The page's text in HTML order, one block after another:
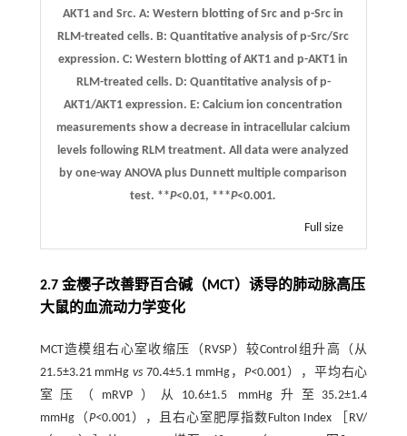
AKT1 and Src.A: Western blotting of Src and p-Src in
RLM-treated cells.B: Quantitative analysis of p-Src/Src
expression.C: Western blotting of AKT1 and p-AKT1 in
RLM-treated cells. D: Quantitative analysis of p-
AKT1/AKT1 expression.E: Calcium ion concentration
measurements show a decrease in intracellular calcium
levels following RLM treatment. All data were analyzed
by one-way ANOVA plus Dunnett multiple comparison
test. **P<0.01, ***P<0.001.
Full size
2.7 金樱子改善野百合碱（MCT）诱导的肺动脉高压
大鼠的血流动力学变化
MCT造模组右心室收缩压（RVSP）较Control组升高（从
21.5±3.21 mmHgvs 70.4±5.1 mmHg，P<0.001），平均右心
室压（mRVP）从10.6±1.5 mmHg升至35.2±1.4
mmHg（P<0.001），且右心室肥厚指数Fulton Index ［RV/